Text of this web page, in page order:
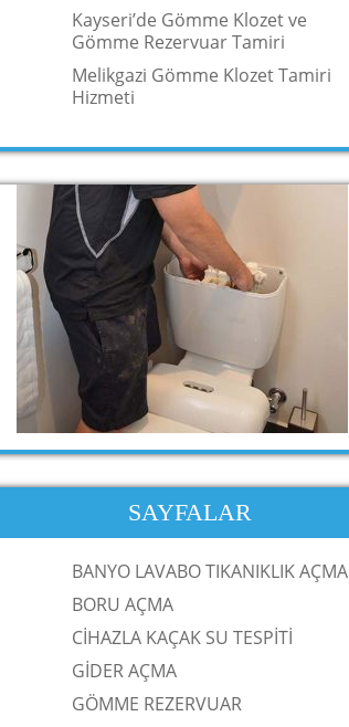
Kayseri’de Gömme Klozet ve
Gömme Rezervuar Tamiri
Melikgazi Gömme Klozet Tamiri
Hizmeti
SAYFALAR
BANYO LAVABO TIKANIKLIK AÇMA
BORU AÇMA
CİHAZLA KAÇAK SU TESPİTİ
GİDER AÇMA
GÖMME REZERVUAR